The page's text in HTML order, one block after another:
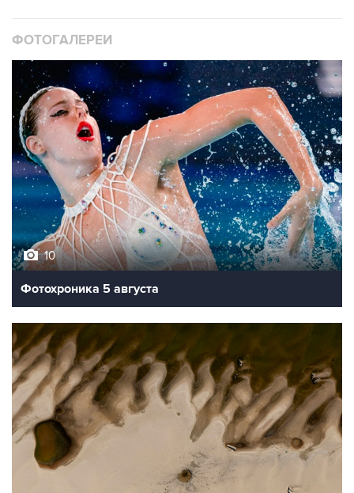
ФОТОГАЛЕРЕИ
10
Фотохроника 5 августа